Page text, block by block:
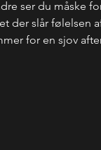
ser du måske
der slår
for en sjov